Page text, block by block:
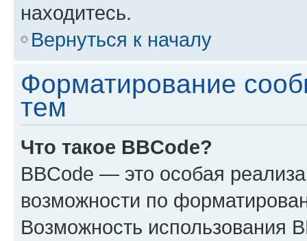
находитесь.
Вернуться к началу
Форматирование
тем
Что такое BBCode?
BBCode — это особая
возможности по
Возможность использования